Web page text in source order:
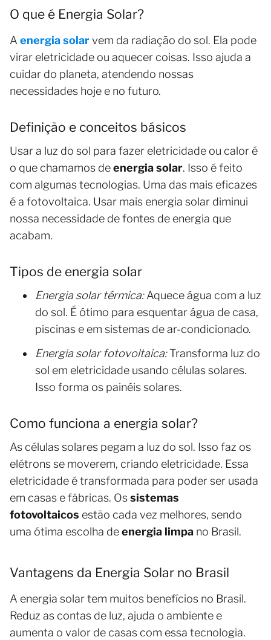
O que é Energia Solar?
A energia solarvem da radiação do sol. Ela pode
virar eletricidade ou aquecer coisas. Isso ajuda a
cuidar do planeta, atendendo nossas
necessidades hoje e no futuro.
Definição e conceitos básicos
Usar a luz do sol para fazer eletricidade ou calor é
o que chamamos deenergia solar. Isso é feito
com algumas tecnologias. Uma das mais eficazes
é a fotovoltaica. Usar mais energia solar diminui
nossa necessidade de fontes de energia que
acabam.
Tipos de energia solar
Energia solar térmica:Aquece água com a luz
do sol. É ótimo para esquentar água de casa,
piscinas e em sistemas de ar-condicionado.
Energia solar fotovoltaica:Transforma luz do
sol em eletricidade usando células solares.
Isso forma os painéis solares.
Como funciona a energia solar?
As células solares pegam a luz do sol. Isso faz os
elétrons se moverem, criando eletricidade. Essa
eletricidade é transformada para poder ser usada
em casas e fábricas. Ossistemas
fotovoltaicos estão cada vez melhores, sendo
uma ótima escolha deenergia limpa no Brasil.
Vantagens da Energia Solar no Brasil
A energia solar tem muitos benefícios no Brasil.
Reduz as contas de luz, ajuda o ambiente e
aumenta o valor de casas com essa tecnologia.